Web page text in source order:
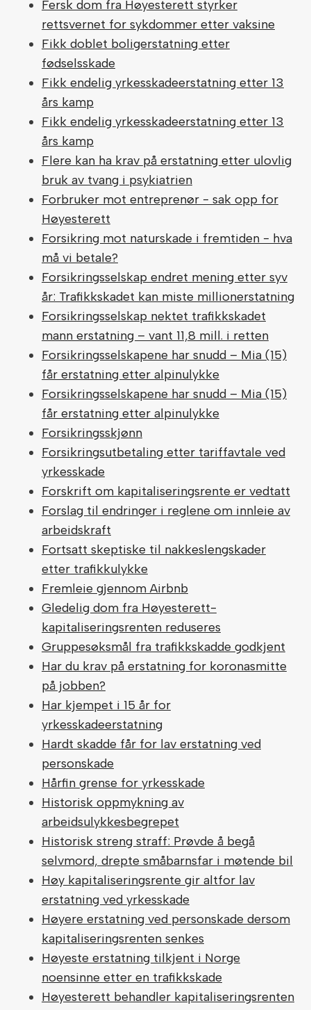
Fersk dom fra Høyesterett styrker
rettsvernet for sykdommer etter vaksine
Fikk doblet boligerstatning etter
fødselsskade
Fikk endelig yrkesskadeerstatning etter 13
års kamp
Fikk endelig yrkesskadeerstatning etter 13
års kamp
Flere kan ha krav på erstatning etter ulovlig
bruk av tvang i psykiatrien
Forbruker mot entreprenør - sak opp for
Høyesterett
Forsikring mot naturskade i fremtiden - hva
må vi betale?
Forsikringsselskap endret mening etter syv
år: Trafikkskadet kan miste millionerstatning
Forsikringsselskap nektet trafikkskadet
mann erstatning – vant 11,8 mill. i retten
Forsikringsselskapene har snudd – Mia (15)
får erstatning etter alpinulykke
Forsikringsselskapene har snudd – Mia (15)
får erstatning etter alpinulykke
Forsikringsskjønn
Forsikringsutbetaling etter tariffavtale ved
yrkesskade
Forskrift om kapitaliseringsrente er vedtatt
Forslag til endringer i reglene om innleie av
arbeidskraft
Fortsatt skeptiske til nakkeslengskader
etter trafikkulykke
Fremleie gjennom Airbnb
Gledelig dom fra Høyesterett-
kapitaliseringsrenten reduseres
Gruppesøksmål fra trafikkskadde godkjent
Har du krav på erstatning for koronasmitte
på jobben?
Har kjempet i 15 år for
yrkesskadeerstatning
Hardt skadde får for lav erstatning ved
personskade
Hårfin grense for yrkesskade
Historisk oppmykning av
arbeidsulykkesbegrepet
Historisk streng straff: Prøvde å begå
selvmord, drepte småbarnsfar i møtende bil
Høy kapitaliseringsrente gir altfor lav
erstatning ved yrkesskade
Høyere erstatning ved personskade dersom
kapitaliseringsrenten senkes
Høyeste erstatning tilkjent i Norge
noensinne etter en trafikkskade
Høyesterett behandler kapitaliseringsrenten